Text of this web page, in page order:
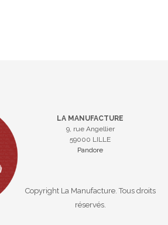
LA MANUFACTURE
9, rue Angellier
59000 LILLE
Pandore
Copyright La Manufacture. Tous droits
réservés.